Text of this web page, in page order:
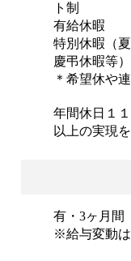
ト制
有給休暇
特別休暇（
慶弔休暇等）
＊希望休や
年間休日１
以上の実現
有・3ヶ月間
※給与変動は